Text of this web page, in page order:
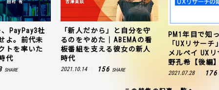
PayPay3社
よ。前代未
トを率いた
代
SHARE
「新人だから」と自分を守
るのをやめた｜ABEMAの看
板番組を支える彼女の新人
時代
2021.10.14 156 SHARE
PM1年目で知
「UXリサー
メルペイ UX
野孔希【後編
2021.07.28 176